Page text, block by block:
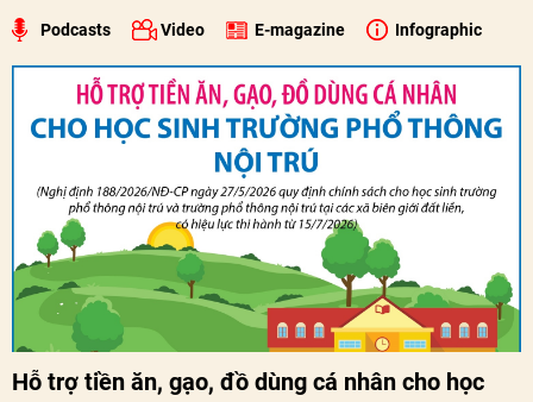
Podcasts Video E-magazine Infographic
Hỗ trợ tiền ăn, gạo, đồ dùng cá nhân cho học